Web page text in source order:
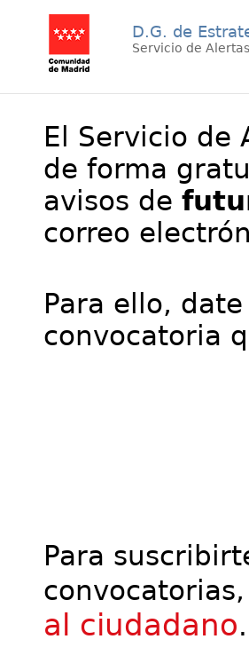
D.G. de
Servicio de
El Servicio de
de forma
avisos de
correo
Para ello,
convocatoria
Para
al ciudadano.